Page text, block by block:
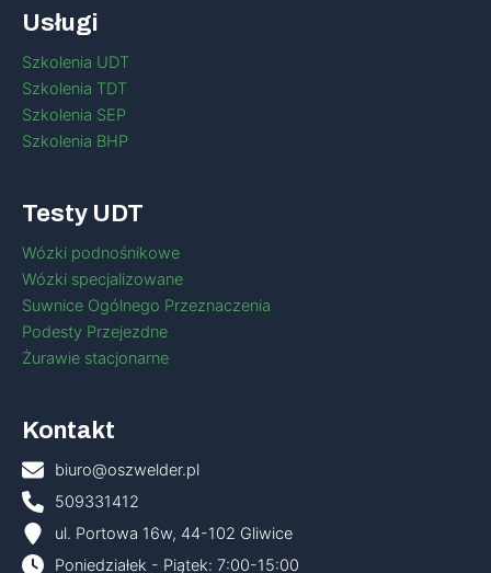
Usługi
Szkolenia UDT
Szkolenia TDT
Szkolenia SEP
Szkolenia BHP
Testy UDT
Wózki podnośnikowe
Wózki specjalizowane
Suwnice Ogólnego Przeznaczenia
Podesty Przejezdne
Żurawie stacjonarne
Kontakt
biuro@oszwelder.pl
509331412
ul. Portowa 16w, 44-102 Gliwice
Poniedziałek - Piątek: 7:00-15:00